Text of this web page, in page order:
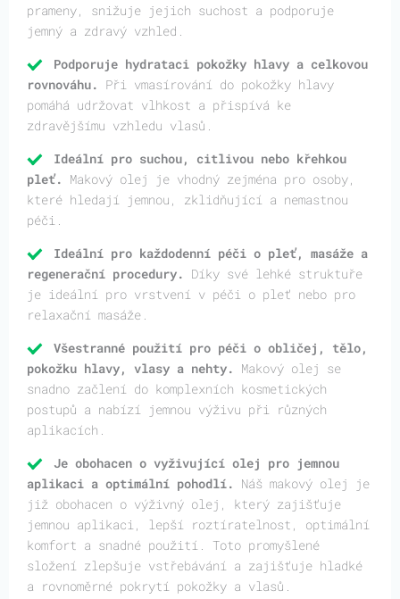
prameny, snižuje jejich suchost a podporuje
jemný a zdravý vzhled.
Podporuje hydrataci pokožky hlavy a celkovou
rovnováhu. Při vmasírování do pokožky hlavy
pomáhá udržovat vlhkost a přispívá ke
zdravějšímu vzhledu vlasů.
Ideální pro suchou, citlivou nebo křehkou
pleť. Makový olej je vhodný zejména pro osoby,
které hledají jemnou, zklidňující a nemastnou
péči.
Ideální pro každodenní péči o pleť, masáže a
regenerační procedury. Díky své lehké struktuře
je ideální pro vrstvení v péči o pleť nebo pro
relaxační masáže.
Všestranné použití pro péči o obličej, tělo,
pokožku hlavy, vlasy a nehty. Makový olej se
snadno začlení do komplexních kosmetických
postupů a nabízí jemnou výživu při různých
aplikacích.
Je obohacen o vyživující olej pro jemnou
aplikaci a optimální pohodlí. Náš makový olej je
již obohacen o výživný olej, který zajišťuje
jemnou aplikaci, lepší roztíratelnost, optimální
komfort a snadné použití. Toto promyšlené
složení zlepšuje vstřebávání a zajišťuje hladké
a rovnoměrné pokrytí pokožky a vlasů.